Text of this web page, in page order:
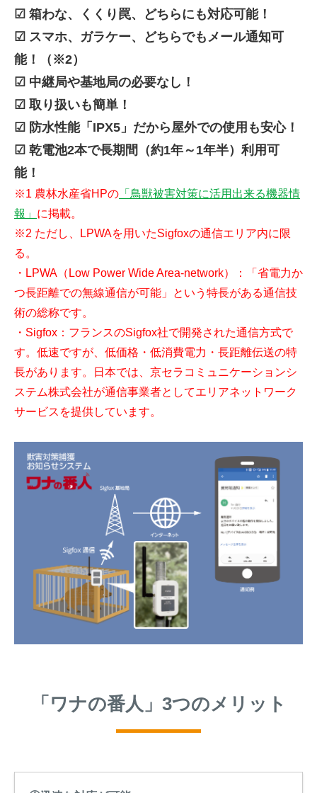
☑ 箱わな、くくり罠、どちらにも対応可能！
☑ スマホ、ガラケー、どちらでもメール通知可
能！（※2）
☑ 中継局や基地局の必要なし！
☑ 取り扱いも簡単！
☑ 防水性能「IPX5」だから屋外での使用も安心！
☑ 乾電池2本で長期間（約1年～1年半）利用可
能！
※1 農林水産省HPの 「鳥獣被害対策に活用出来る機器情
報」 に掲載。
※2 ただし、LPWAを用いたSigfoxの通信エリア内に限
る。
・LPWA（Low Power Wide Area-network）：「省電力か
つ長距離での無線通信が可能」という特長がある通信技
術の総称です。
・Sigfox：フランスのSigfox社で開発された通信方式で
す。低速ですが、低価格・低消費電力・長距離伝送の特
長があります。日本では、京セラコミュニケーションシ
ステム株式会社が通信事業者としてエリアネットワーク
サービスを提供しています。
「ワナの番人」3つのメリット